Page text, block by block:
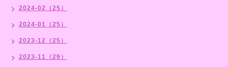
2024-02（25）
2024-01（25）
2023-12（25）
2023-11（29）